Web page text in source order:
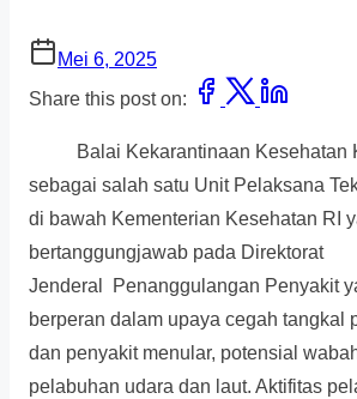
Mei 6, 2025
Share this post on:
Balai Kekarantinaan Kesehatan
sebagai salah satu Unit Pelaksana
di bawah Kementerian Kesehatan RI
bertanggungjawab pada Direktorat
Jenderal Penanggulangan Penyakit
berperan dalam upaya cegah tangkal
dan penyakit menular, potensial
pelabuhan udara dan laut. Aktifitas